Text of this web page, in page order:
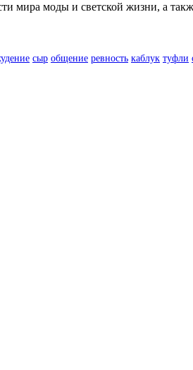
мира моды и светской жизни, а
сыр общение ревность каблук туфли